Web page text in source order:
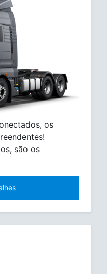
os
são os